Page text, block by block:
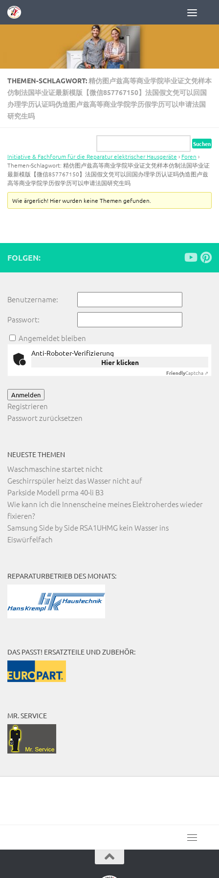
Zum Inhalt springen
THEMEN-SCHLAGWORT:精仿图卢兹高等商业学院毕业证文凭样本
仿制法国毕业证最新模版【微信857767150】法国假文凭可以回国
办理学历认证吗伪造图卢兹高等商业学院学历假学历可以申请法国
研究生吗
Initiative & Fachforum für die Reparatur elektrischer Hausgeräte › Foren ›
Themen-Schlagwort: 精仿图卢兹高等商业学院毕业证文凭样本仿制法国毕业证
最新模版【微信857767150】法国假文凭可以回国办理学历认证吗伪造图卢兹
高等商业学院学历假学历可以申请法国研究生吗
Wie ärgerlich! Hier wurden keine Themen gefunden.
FOLGEN:
Benutzername:
Passwort:
Angemeldet bleiben
Anti-Roboter-Verifizierung
Hier klicken
FriendlyCaptcha ⇗
Anmelden
Registrieren
Passwort zurücksetzen
NEUESTE THEMEN
Waschmaschine startet nicht
Geschirrspüler heizt das Wasser nicht auf
Parkside Modell prma 40-li B3
Wie kann ich die Innenscheine meines Elektroherdes wieder
fixieren?
Samsung Side by Side RSA1UHMG kein Wasser ins
Eiswürfelfach
REPARATURBETRIEB DES MONATS:
DAS PASST! ERSATZTEILE UND ZUBEHÖR:
MR. SERVICE